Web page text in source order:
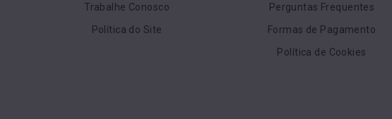
Trabalhe Conosco
Política do Site
Perguntas Frequentes
Formas de Pagamento
Política de Cookies